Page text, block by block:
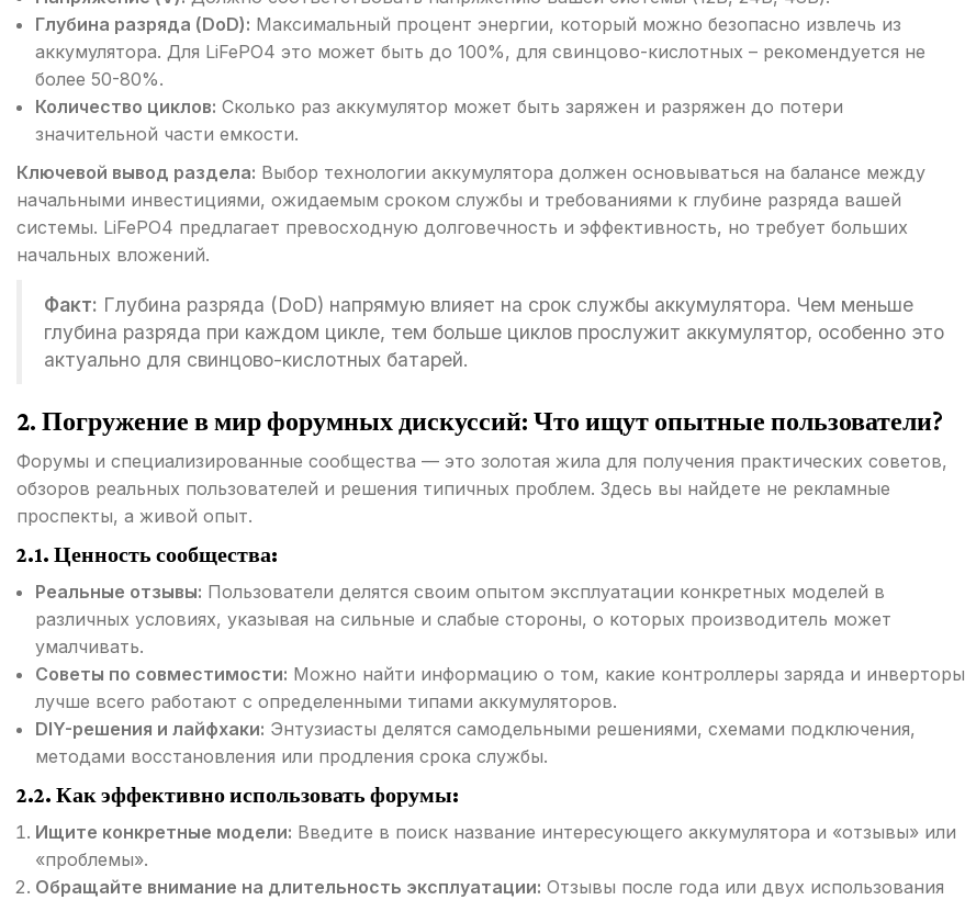
Глубина разряда (DoD): Максимальный процент энергии, который можно безопасно извлечь из
аккумулятора. Для LiFePO4 это может быть до 100%, для свинцово-кислотных – рекомендуется не
более 50-80%.
Количество циклов: Сколько раз аккумулятор может быть заряжен и разряжен до потери
значительной части емкости.
Ключевой вывод раздела: Выбор технологии аккумулятора должен основываться на балансе между
начальными инвестициями, ожидаемым сроком службы и требованиями к глубине разряда вашей
системы. LiFePO4 предлагает превосходную долговечность и эффективность, но требует больших
начальных вложений.
Факт: Глубина разряда (DoD) напрямую влияет на срок службы аккумулятора. Чем меньше
глубина разряда при каждом цикле, тем больше циклов прослужит аккумулятор, особенно это
актуально для свинцово-кислотных батарей.
2. Погружение в мир форумных дискуссий: Что ищут опытные пользователи?
Форумы и специализированные сообщества — это золотая жила для получения практических советов,
обзоров реальных пользователей и решения типичных проблем. Здесь вы найдете не рекламные
проспекты, а живой опыт.
2.1. Ценность сообщества:
Реальные отзывы: Пользователи делятся своим опытом эксплуатации конкретных моделей в
различных условиях, указывая на сильные и слабые стороны, о которых производитель может
умалчивать.
Советы по совместимости: Можно найти информацию о том, какие контроллеры заряда и инверторы
лучше всего работают с определенными типами аккумуляторов.
DIY-решения и лайфхаки: Энтузиасты делятся самодельными решениями, схемами подключения,
методами восстановления или продления срока службы.
2.2. Как эффективно использовать форумы:
Ищите конкретные модели: Введите в поиск название интересующего аккумулятора и «отзывы» или
«проблемы».
Обращайте внимание на длительность эксплуатации: Отзывы после года или двух использования